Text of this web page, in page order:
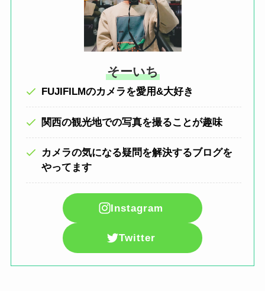
そーいち
FUJIFILMのカメラを愛用&大好き
関西の観光地での写真を撮ることが趣味
カメラの気になる疑問を解決するブログを
やってます
Instagram
Twitter